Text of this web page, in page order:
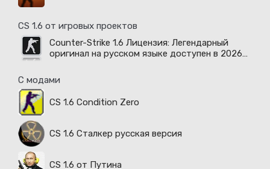
CS 1.6 от игровых проектов
Counter-Strike 1.6 Лицензия: Легендарный
оригинал на русском языке доступен в 2026
С модами
CS 1.6 Condition Zero
CS 1.6 Сталкер русская версия
CS 1.6 от Путина